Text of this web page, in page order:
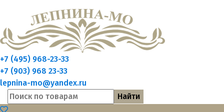
+7 (495) 968-23-33
+7 (903) 968 23-33
lepnina-mo@yandex.ru
Найти